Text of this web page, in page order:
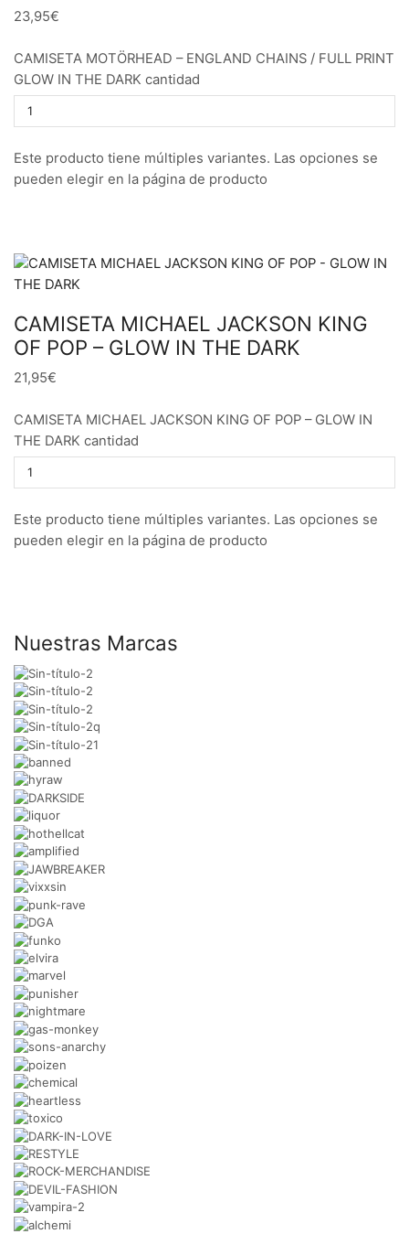
23,95€
CAMISETA MOTÖRHEAD – ENGLAND CHAINS / FULL PRINT
GLOW IN THE DARK cantidad
Este producto tiene múltiples variantes. Las opciones se
pueden elegir en la página de producto
CAMISETA MICHAEL JACKSON KING
OF POP – GLOW IN THE DARK
21,95€
CAMISETA MICHAEL JACKSON KING OF POP – GLOW IN
THE DARK cantidad
Este producto tiene múltiples variantes. Las opciones se
pueden elegir en la página de producto
Nuestras Marcas